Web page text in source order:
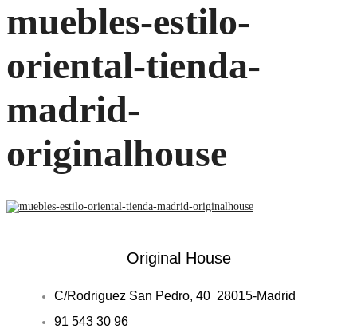
muebles-estilo-
oriental-tienda-
madrid-
originalhouse
Original House
C/Rodriguez San Pedro, 40 28015-Madrid
91 543 30 96